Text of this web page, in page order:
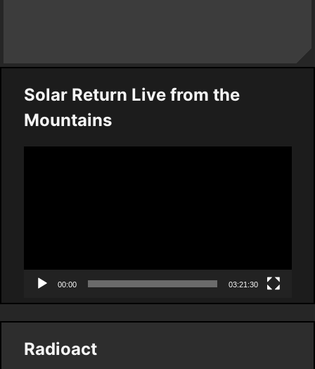
Solar Return Live from the
Mountains
00:00 03:21:30
Radioact